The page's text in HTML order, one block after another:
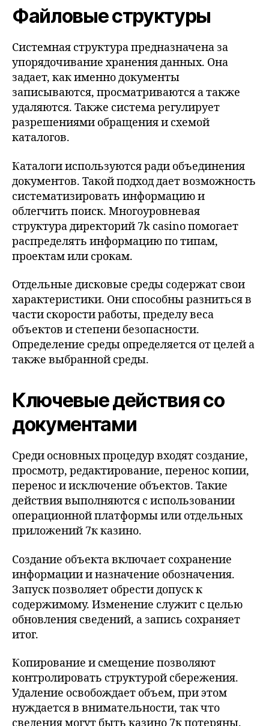
Файловые структуры
Системная структура предназначена за
упорядочивание хранения данных. Она
задает, как именно документы
записываются, просматриваются а также
удаляются. Также система регулирует
разрешениями обращения и схемой
каталогов.
Каталоги используются ради объединения
документов. Такой подход дает возможность
систематизировать информацию и
облегчить поиск. Многоуровневая
структура директорий 7k casino помогает
распределять информацию по типам,
проектам или срокам.
Отдельные дисковые среды содержат свои
характеристики. Они способны разниться в
части скорости работы, пределу веса
объектов и степени безопасности.
Определение среды определяется от целей а
также выбранной среды.
Ключевые действия со
документами
Среди основных процедур входят создание,
просмотр, редактирование, перенос копии,
перенос и исключение объектов. Такие
действия выполняются с использовании
операционной платформы или отдельных
приложений 7к казино.
Создание объекта включает сохранение
информации и назначение обозначения.
Запуск позволяет обрести допуск к
содержимому. Изменение служит с целью
обновления сведений, а запись сохраняет
итог.
Копирование и смещение позволяют
контролировать структурой сбережения.
Удаление освобождает объем, при этом
нуждается в внимательности, так что